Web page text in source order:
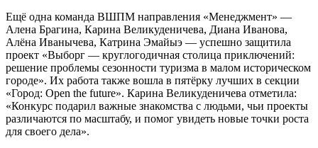
Ещё одна команда ВШПМ направления «Менеджмент» —
Алена Брагина, Карина Великуденичева, Диана Иванова,
Алёна Иванычева, Катрина Эмайыэ — успешно защитила
проект «Выборг — круглогодичная столица приключений:
решение проблемы сезонности туризма в малом историческом
городе». Их работа также вошла в пятёрку лучших в секции
«Город: Open the future». Карина Великуденичева отметила:
Конкурс подарил важные знакомства с людьми, чьи проекты
различаются по масштабу, и помог увидеть новые точки роста
для своего дела .